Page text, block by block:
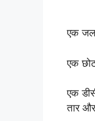
एक जल
एक
एक
तार